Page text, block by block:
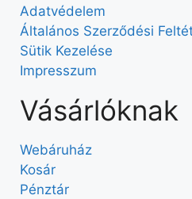
Adatvédelem
Általános Szerződési
Sütik Kezelése
Impresszum
Vásárlóknak
Webáruház
Kosár
Pénztár